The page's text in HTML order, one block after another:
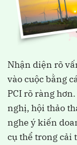
Nhận diện rõ
vào cuộc bằng
PCI rõ ràng
nghị, hội thảo
nghe ý kiến
cụ thể trong cải